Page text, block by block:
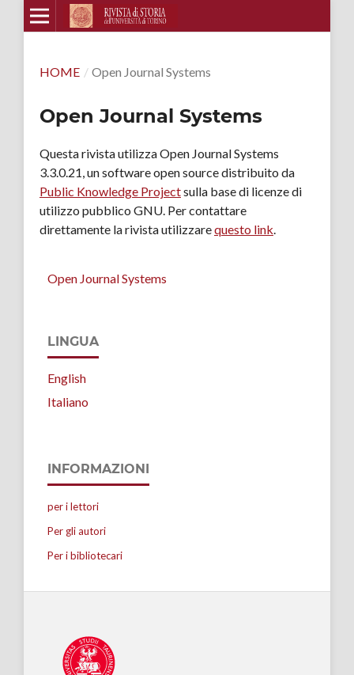
HOME / Open Journal Systems
Open Journal Systems
Questa rivista utilizza Open Journal Systems
3.3.0.21, un software open source distribuito da
Public Knowledge Projectsulla base di licenze di
utilizzo pubblico GNU. Per contattare
direttamente la rivista utilizzarequesto link.
Open Journal Systems
LINGUA
English
Italiano
INFORMAZIONI
per i lettori
Per gli autori
Per i bibliotecari